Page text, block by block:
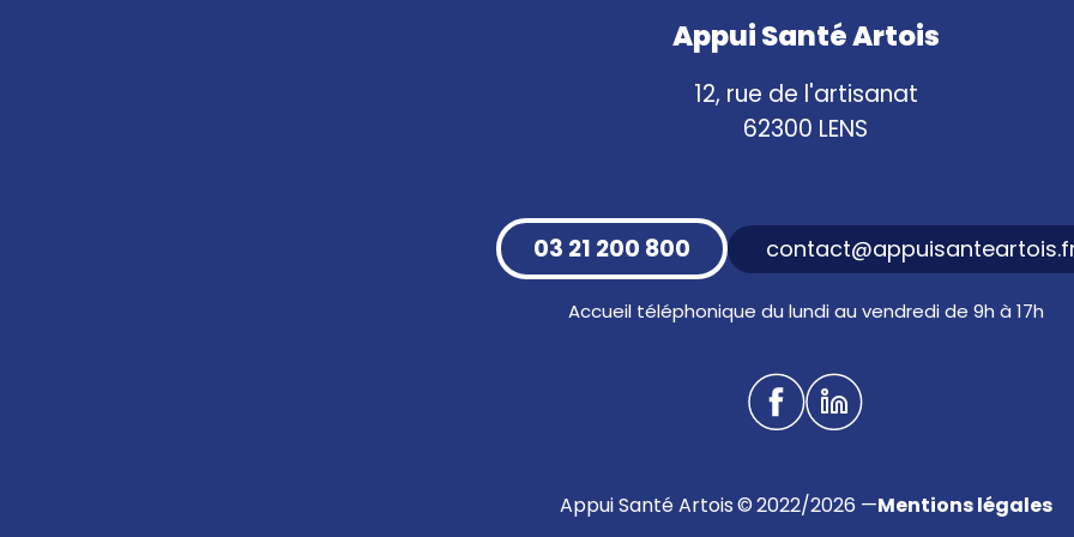
Appui Santé Artois
12, rue de l'artisanat
62300 LENS
03 21 200 800
Accueil téléphonique du lundi au vendredi de 9h à 17h
Appui Santé Artois © 2022/2026 —Mentions légales